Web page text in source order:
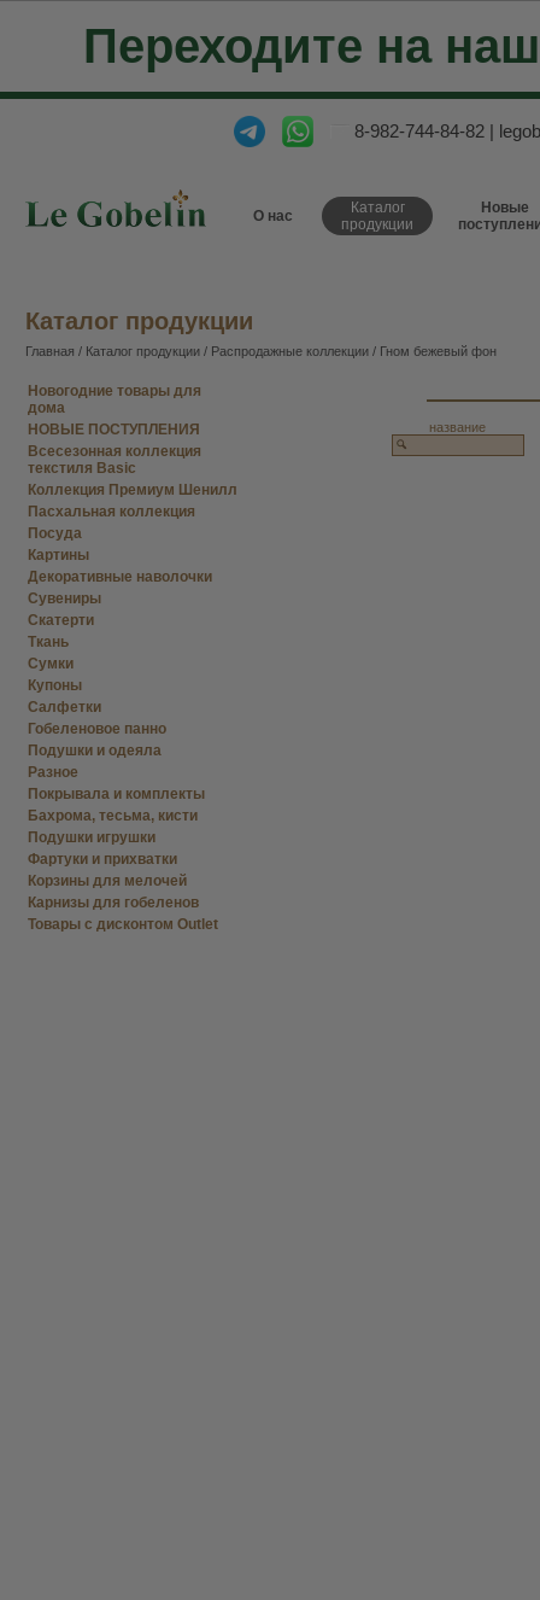
Переходите на
8-982-744-84-82 |
О нас
Каталог
продукции
Новые
Каталог продукции
Главная / Каталог продукции / Распродажные коллекции / Гном бежевый фон
Новогодние товары для
дома
НОВЫЕ ПОСТУПЛЕНИЯ
Всесезонная коллекция
текстиля Basic
Коллекция Премиум Шенилл
Пасхальная коллекция
Посуда
Картины
Декоративные наволочки
Сувениры
Скатерти
Ткань
Сумки
Купоны
Салфетки
Гобеленовое панно
Подушки и одеяла
Разное
Покрывала и комплекты
Бахрома, тесьма, кисти
Подушки игрушки
Фартуки и прихватки
Корзины для мелочей
Карнизы для гобеленов
Товары с дисконтом Outlet
название